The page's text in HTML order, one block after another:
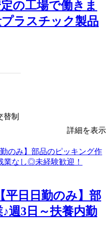
の工場で働きま
ラスチック製品
替制
詳細を表示
日日勤のみ】部
週3日～扶養内勤